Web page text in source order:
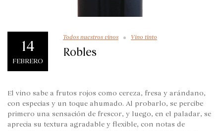
14
FEBRERO
Todos nuestros vinos Vino tinto
Robles
El vino sabe a frutos rojos como cereza, fresa y arándano,
con especias y un toque ahumado. Al probarlo, se percibe
primero una sensación de frescor, y luego, en el paladar, se
aprecia su textura agradable y flexible, con notas de